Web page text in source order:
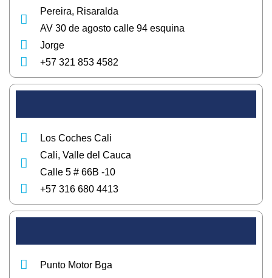
Pereira, Risaralda
AV 30 de agosto calle 94 esquina
Jorge
+57 321 853 4582
Los Coches Cali
Cali, Valle del Cauca
Calle 5 # 66B -10
+57 316 680 4413
Punto Motor Bga